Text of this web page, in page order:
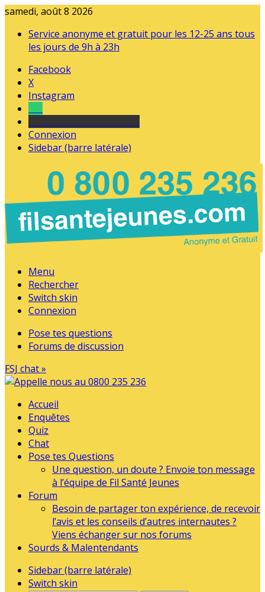
samedi, août 8 2026
Service anonyme et gratuit pour les 12-25 ans tous
les jours de 9h à 23h
Facebook
X
Instagram
Connexion
Sidebar (barre latérale)
Menu
Rechercher
Switch skin
Connexion
Pose tes questions
Forums de discussion
FSJ chat »
Accueil
Enquêtes
Quiz
Chat
Pose tes Questions
Une question, un doute ? Envoie ton message
à l’équipe de Fil Santé Jeunes
Forum
Besoin de partager ton expérience, de recevoir
l’avis et les conseils d’autres internautes ?
Viens échanger sur nos forums
Sourds & Malentendants
Sidebar (barre latérale)
Switch skin